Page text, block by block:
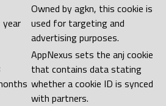
year
Owned by agkn, this cookie is
used for targeting and
advertising purposes.
AppNexus sets the anj cookie
that contains data stating
whether a cookie ID is synced
with partners.